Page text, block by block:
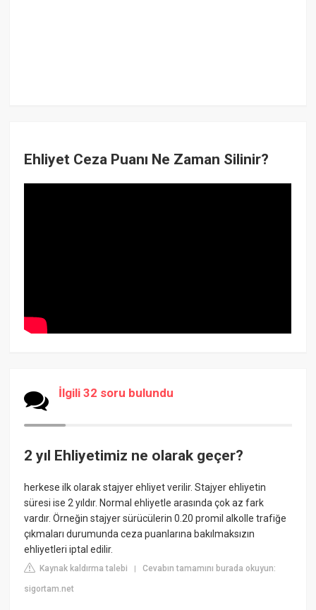
Ehliyet Ceza Puanı Ne Zaman Silinir?
İlgili 32 soru bulundu
2 yıl Ehliyetimiz ne olarak geçer?
herkese ilk olarak stajyer ehliyet verilir. Stajyer ehliyetin
süresi ise 2 yıldır. Normal ehliyetle arasında çok az fark
vardır. Örneğin stajyer sürücülerin 0.20 promil alkolle trafiğe
çıkmaları durumunda ceza puanlarına bakılmaksızın
ehliyetleri iptal edilir.
Kaynak kaldırma talebi |Cevabın tamamını burada okuyun:
sigortam.net